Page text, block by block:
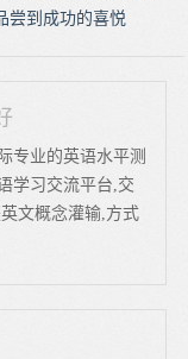
尝到成功的喜悦
专业的英语水平测
学习交流平台,交
文概念灌输,方式